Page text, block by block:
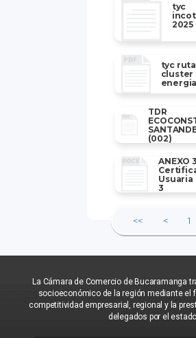
tyc
2025
tyc ruta
cluster
TDR
(002)
ANEXO
Usuaria
3
<< < 1
La Cámara de Comercio de Bucaramanga
socioeconómico de la región mediante el
competitividad empresarial, regional y la
delegados por el estado.